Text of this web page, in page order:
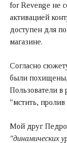
for Revenge не
активацией
доступен для
магазине.
Согласно
были похищены,
Пользователи в
"мстить, пролив
Мой друг
"динамических